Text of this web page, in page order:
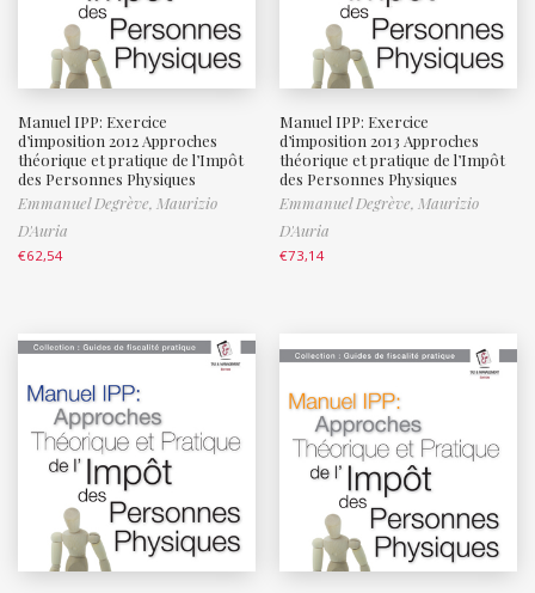
Manuel IPP: Exercice
d’imposition 2012 Approches
théorique et pratique de l’Impôt
des Personnes Physiques
Emmanuel Degrève, Maurizio
D'Auria
€62,54
Manuel IPP: Exercice
d’imposition 2013 Approches
théorique et pratique de l’Impôt
des Personnes Physiques
Emmanuel Degrève, Maurizio
D'Auria
€73,14